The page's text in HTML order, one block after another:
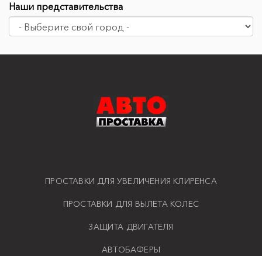
Наши представительства
ПРОСТАВКИ ДЛЯ УВЕЛИЧЕНИЯ КЛИРЕНСА
ПРОСТАВКИ ДЛЯ ВЫЛЕТА КОЛЕС
ЗАЩИТА ДВИГАТЕЛЯ
АВТОБАФЕРЫ